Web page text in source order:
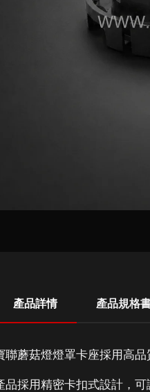
產品詳情 產品規格
聯蘑菇燈燈罩卡座採用高
品採用精密卡扣式設計，